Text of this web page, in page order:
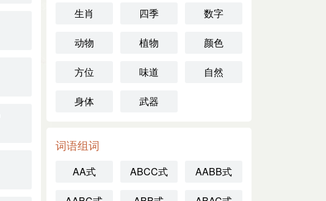
生肖 四季 数字
动物 植物 颜色
方位 味道 自然
身体 武器
词语组词
AA式 ABCC式 AABB式